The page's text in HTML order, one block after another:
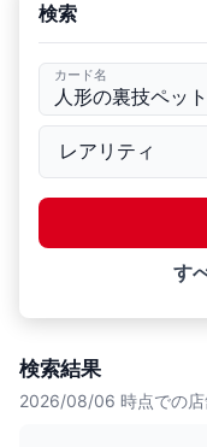
検索
カード名
す
検索結果
2026/08/06 時点での店